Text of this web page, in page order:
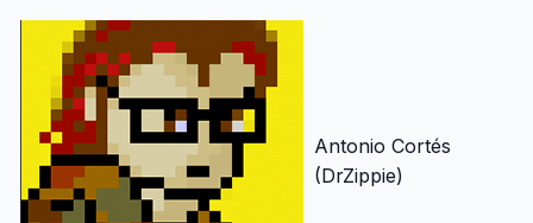
Antonio Cortés
(DrZippie)